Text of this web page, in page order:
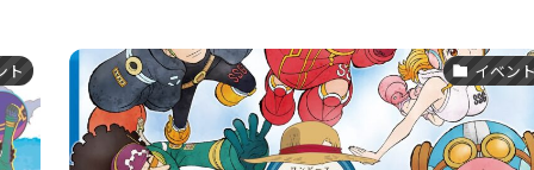
ト イベン